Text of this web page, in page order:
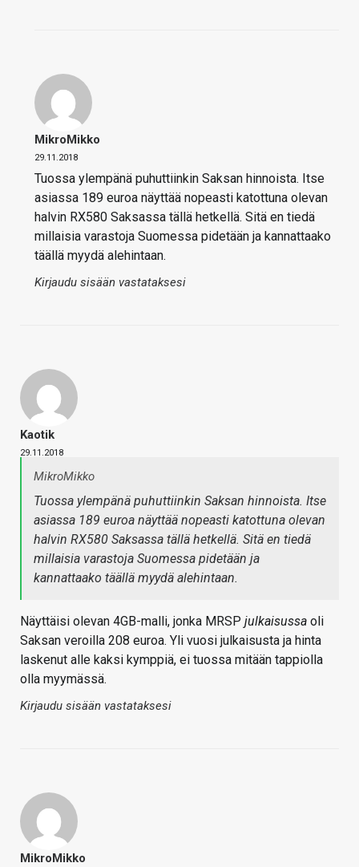
MikroMikko
29.11.2018
Tuossa ylempänä puhuttiinkin Saksan hinnoista. Itse
asiassa 189 euroa näyttää nopeasti katottuna olevan
halvin RX580 Saksassa tällä hetkellä. Sitä en tiedä
millaisia varastoja Suomessa pidetään ja kannattaako
täällä myydä alehintaan.
Kirjaudu sisään vastataksesi
Kaotik
29.11.2018
MikroMikko
Tuossa ylempänä puhuttiinkin Saksan hinnoista. Itse
asiassa 189 euroa näyttää nopeasti katottuna olevan
halvin RX580 Saksassa tällä hetkellä. Sitä en tiedä
millaisia varastoja Suomessa pidetään ja
kannattaako täällä myydä alehintaan.
Näyttäisi olevan 4GB-malli, jonka MRSP julkaisussa oli
Saksan veroilla 208 euroa. Yli vuosi julkaisusta ja hinta
laskenut alle kaksi kymppiä, ei tuossa mitään tappiolla
olla myymässä.
Kirjaudu sisään vastataksesi
MikroMikko